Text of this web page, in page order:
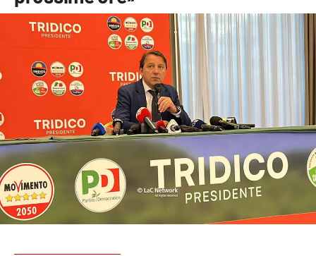
Politica
Economia e lavoro
Italia Mondo
Sanità
Sport
Cultura